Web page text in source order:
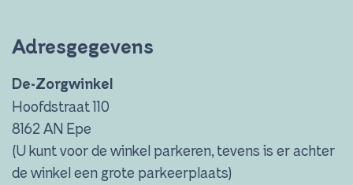
Adresgegevens
De-Zorgwinkel
Hoofdstraat 110
8162 AN Epe
(U kunt voor de winkel parkeren, tevens is er achter
de winkel een grote parkeerplaats)